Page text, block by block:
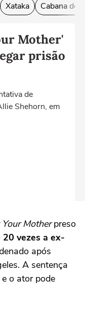
Xataka Cabana do
Mother'
prisão
de
Shehorn, em
Motherpreso
vezes a ex-
após
A sentença
o ator pode